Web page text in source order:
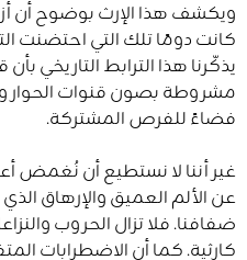
ويكشف هذا الإرث بوضوح أن
كانت دومًا تلك التي احتضنت
يذكّرنا هذا الترابط التاريخي
مشروطة بصون قنوات الحوار
فضاءً للفرص المشتركة.
غير أننا لا نستطيع أن نُغمض
عن الألم العميق والإرهاق
ضفافنا. فلا تزال الحروب
كارثية. كما أن الاضطرابات